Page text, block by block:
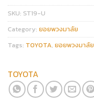
SKU: ST19-U
Category: ยอยพวงมาลัย
Tags: TOYOTA, ยอยพวงมาลัย
TOYOTA